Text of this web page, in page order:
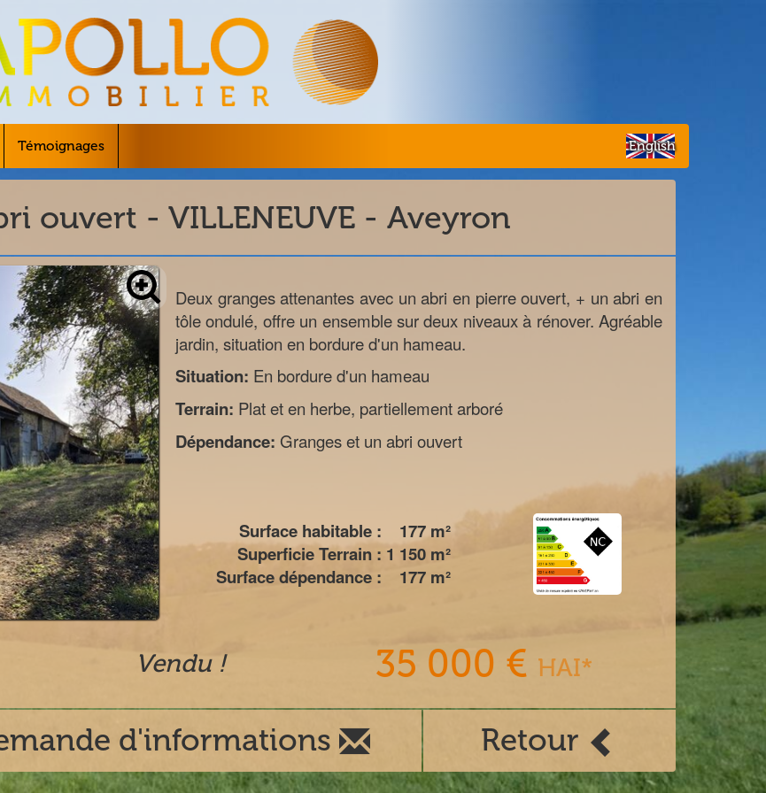
Témoignages English
ouvert - VILLENEUVE - Aveyron
Deux granges attenantes avec un abri en pierre ouvert, + un abri en
tôle ondulé, offre un ensemble sur deux niveaux à rénover. Agréable
jardin, situation en bordure d'un hameau.
Situation: En bordure d'un hameau
Terrain: Plat et en herbe, partiellement arboré
Dépendance: Granges et un abri ouvert
Surface habitable : 177 m²
Superficie Terrain : 1 150 m²
Surface dépendance :
177 m²
Vendu ! 35 000 € HAI*
d'informations Retour